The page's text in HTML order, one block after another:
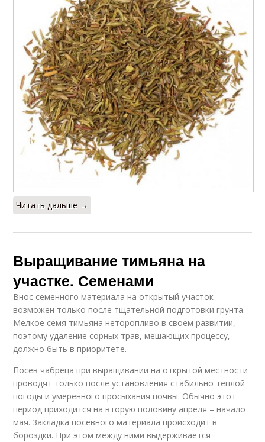
Читать дальше →
Выращивание тимьяна на
участке. Семенами
Внос семенного материала на открытый участок
возможен только после тщательной подготовки грунта.
Мелкое семя тимьяна неторопливо в своем развитии,
поэтому удаление сорных трав, мешающих процессу,
должно быть в приоритете.
Посев чабреца при выращивании на открытой местности
проводят только после установления стабильно теплой
погоды и умеренного просыхания почвы. Обычно этот
период приходится на вторую половину апреля – начало
мая. Закладка посевного материала происходит в
бороздки. При этом между ними выдерживается